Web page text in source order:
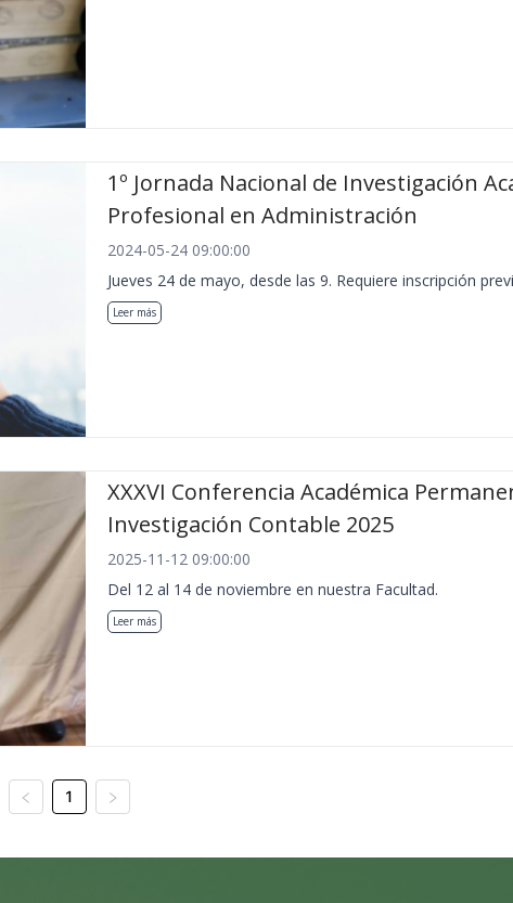
1º Jornada Nacional de Investigación
Profesional en Administración
2024-05-24 09:00:00
Jueves 24 de mayo, desde las 9. Requiere inscripción
Leer más
XXXVI Conferencia Académica
Investigación Contable 2025
2025-11-12 09:00:00
Del 12 al 14 de noviembre en nuestra Facultad.
Leer más
1